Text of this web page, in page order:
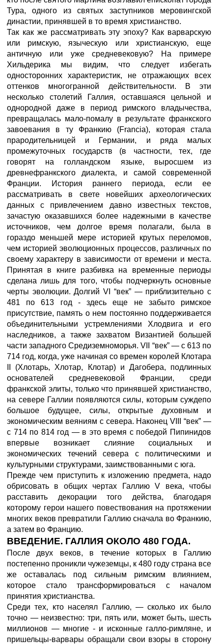
Тура, одного из святых заступников меровингской
династии, принявшей в то время христианство.
Так как же рассматривать эту эпоху? Как варварскую
или римскую, языческую или христианскую, еще
античную или уже средневековую? На примере
Хильдерика мы видим, что следует избегать
односторонних характеристик, не отражающих всех
оттенков многогранной действительности. В эти
несколько столетий Галлия, оставшаяся цельной и
однородной даже в период римского владычества,
превращалась мало-помалу в результате франкского
завоевания в ту Франкию (Francia), которая стала
прародительницей и Германии, и ряда малых
промежуточных государств (в частности, тех, где
говорят на голландском языке, выросшем из
древнефранкского диалекта, и самой современной
Франции. История раннего периода, если ее
рассматривать в свете новейших археологических
данных с привлечением давно известных текстов,
зачастую оказавшихся более надежными в качестве
источников, чем долгое время полагали, была в
гораздо меньшей мере историей крутых переломов,
чем историей эволюционных процессов, различных по
своему характеру в зависимости от времени и места.
Принятая в книге разбивка на временные периоды
сделана лишь для того, чтобы подчеркнуть основные
черты эволюции. Долгий VI “век” — приблизительно с
481 по 613 год - здесь еще не забыто римское
присутствие, память о нем постоянно поддерживается
объединительными устремлениями Хлодвига и его
наследников, а также захватом Византией большей
части западного Средиземноморья. VII “век” — с 613 по
714 год, когда, уже начиная со времен королей Клотара
II (Хлотарь, Хлотар, Клотар) и Дагобера, подлинных
основателей средневековой Франции, среди
франкской элиты, только что принявшей христианство,
на севере Галлии появляются силы, которым суждепо
большое будущее, силы, открытые духовным и
экономическим веяниям с севера. Наконец VIII “век” —
с 714 по 814 год — в это время с победой Пипинидов
впервые возникает слияние социальных и
экономических течений севера с политическими и
культурными структурами, заимствованными с юга.
Прежде чем приступить к изложению предмета, надо
обрисовать в общих чертах Галлию V века, чтобы
расставить декорации того действа, благодаря
которому герои нашего повествования на протяжении
многих веков превратили Галлию сначала во Франкию,
а затем во Францию.
ВВЕДЕНИЕ. ГАЛЛИЯ ОКОЛО 480 ГОДА.
После двух веков, в течение которых в Галлию
постепенно проникли чужеземцы, к 480 году страна все
же оставалась под сильным римским влиянием,
которое стало трансформироваться с началом
принятия христианства.
Среди тех, кто населял Галлию, — сколько их было
точно — неизвестно: три, пять или, может быть, шесть
миллионов — многие - и исконные галло-римляне, и
пришельцы-варвары обращали свои взоры в сторону